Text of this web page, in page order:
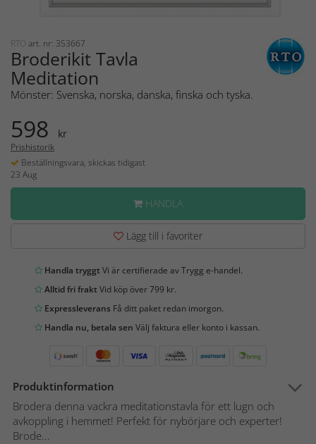
RTO art. nr: 353667
Broderikit Tavla
Meditation
Mönster: Svenska, norska, danska, finska och tyska.
598 kr
Prishistorik
Beställningsvara, skickas tidigast
23 Aug
HANDLA
Lägg till i favoriter
Handla tryggtVi är certifierade av Trygg e-handel.
Alltid fri fraktVid köp över 799 kr.
Expressleverans Få ditt paket redan imorgon.
Handla nu, betala sen Välj faktura eller konto i kassan.
Produktinformation
Brodera denna vackra meditationstavla för ett lugn och
avkoppling i hemmet! Perfekt för nybörjare och experter!
Brode...